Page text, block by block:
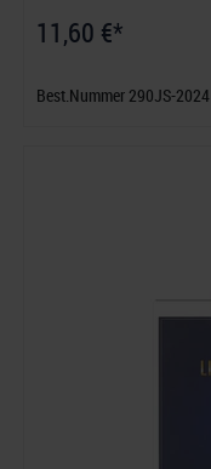
11,60 €*
Best.Nummer 290JS-2024